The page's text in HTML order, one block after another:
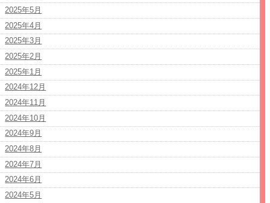
2025年5月
2025年4月
2025年3月
2025年2月
2025年1月
2024年12月
2024年11月
2024年10月
2024年9月
2024年8月
2024年7月
2024年6月
2024年5月